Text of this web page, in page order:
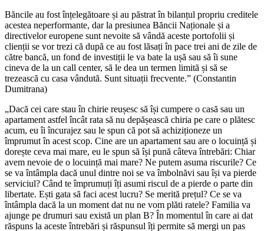
Băncile au fost înțelegătoare și au păstrat în bilanțul propriu creditele
acestea neperformante, dar la presiunea Băncii Naționale și a
directivelor europene sunt nevoite să vândă aceste portofolii și
clienții se vor trezi că după ce au fost lăsați în pace trei ani de zile de
către bancă, un fond de investiții le va bate la ușă sau să îi sune
cineva de la un call center, să le dea un termen limită și să se
trezească cu casa vândută. Sunt situații frecvente.” (Constantin
Dumitrana)
„Dacă cei care stau în chirie reușesc să își cumpere o casă sau un
apartament astfel încât rata să nu depășească chiria pe care o plătesc
acum, eu îi încurajez sau le spun că pot să achiziționeze un
împrumut în acest scop. Cine are un apartament sau are o locuință și
dorește ceva mai mare, eu le spun să își pună câteva întrebări: Chiar
avem nevoie de o locuință mai mare? Ne putem asuma riscurile? Ce
se va întâmpla dacă unul dintre noi se va îmbolnăvi sau își va pierde
serviciul? Când te împrumuți îți asumi riscul de a pierde o parte din
libertate. Ești gata să faci acest lucru? Se merită prețul? Ce se va
întâmpla dacă la un moment dat nu ne vom plăti ratele? Familia va
ajunge pe drumuri sau există un plan B? În momentul în care ai dat
răspuns la aceste întrebări și răspunsul îți permite să mergi un pas